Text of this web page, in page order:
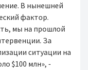
В нынешней
фактор.
мы на прошлой
За
ситуации на
$100 млн», -